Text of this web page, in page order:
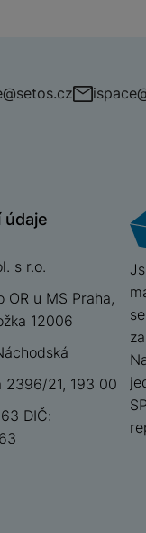
údaje
s r.o.
OR u MS Praha,
12006
2396/21, 193 00
DIČ: